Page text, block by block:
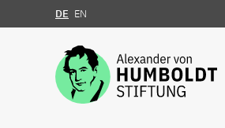
Zum Inhalt springen
DE EN